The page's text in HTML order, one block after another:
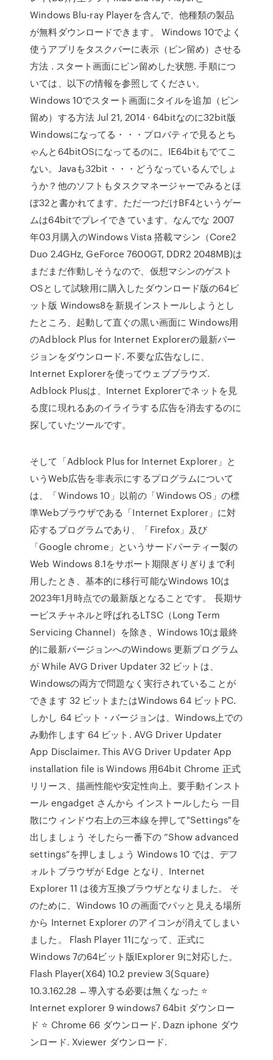
Windows Blu-ray Playerを含んで、他種類の製品
が無料ダウンロードできます。 Windows 10でよく
使うアプリをタスクバーに表示（ピン留め）させる
方法 . スタート画面にピン留めした状態. 手順につ
いては、以下の情報を参照してください。
Windows 10でスタート画面にタイルを追加（ピン
留め）する方法 Jul 21, 2014 · 64bitなのに32bit版
Windowsになってる・・・プロパティで見るとち
ゃんと64bitOSになってるのに。IE64bitもでてこ
ない。Javaも32bit・・・どうなっているんでしょ
うか？他のソフトもタスクマネージャーでみるとほ
ぼ32と書かれてます。ただ一つだけBF4というゲー
ムは64bitでプレイできています。なんでな 2007
年03月購入のWindows Vista 搭載マシン（Core2
Duo 2.4GHz, GeForce 7600GT, DDR2 2048MB)は
まだまだ作動しそうなので、仮想マシンのゲスト
OSとして試験用に購入したダウンロード版の64ビ
ット版 Windows8を新規インストールしようとし
たところ、起動して直ぐの黒い画面に Windows用
のAdblock Plus for Internet Explorerの最新バー
ジョンをダウンロード. 不要な広告なしに、
Internet Explorerを使ってウェブブラウズ.
Adblock Plusは、Internet Explorerでネットを見
る度に現れるあのイライラする広告を消去するのに
探していたツールです。
そして「Adblock Plus for Internet Explorer」と
いうWeb広告を非表示にするプログラムについて
は、「Windows 10」以前の「Windows OS」の標
準Webブラウザである「Internet Explorer」に対
応するプログラムであり、「Firefox」及び
「Google chrome」というサードパーティー製の
Web Windows 8.1をサポート期限ぎりぎりまで利
用したとき、基本的に移行可能なWindows 10は
2023年1月時点での最新版となることです。 長期サ
ービスチャネルと呼ばれるLTSC（Long Term
Servicing Channel）を除き、Windows 10は最終
的に最新バージョンへのWindows 更新プログラム
が While AVG Driver Updater 32 ビットは、
Windowsの両方で問題なく実行されていることが
できます 32 ビットまたはWindows 64 ビットPC.
しかし 64 ビット・バージョンは、Windows上での
み動作します 64 ビット. AVG Driver Updater
App Disclaimer. This AVG Driver Updater App
installation file is Windows 用64bit Chrome 正式
リリース、描画性能や安定性向上。要手動インスト
ール engadget さんから インストールしたら 一目
散にウィンドウ右上の三本線を押して"Settings"を
出しましょう そしたら一番下の ”Show advanced
settings”を押しましょう Windows 10 では、デフ
ォルトブラウザが Edge となり、Internet
Explorer 11 は後方互換ブラウザとなりました。 そ
のために、Windows 10 の画面でパッと見える場所
から Internet Explorer のアイコンが消えてしまい
ました。 Flash Player 11になって、正式に
Windows 7の64ビット版IExplorer 9に対応した。
Flash Player(X64) 10.2 preview 3(Square)
10.3.162.28 ←導入する必要は無くなった ⭐
Internet explorer 9 windows7 64bit ダウンロー
ド ⭐ Chrome 66 ダウンロード. Dazn iphone ダウ
ンロード. Xviewer ダウンロード.